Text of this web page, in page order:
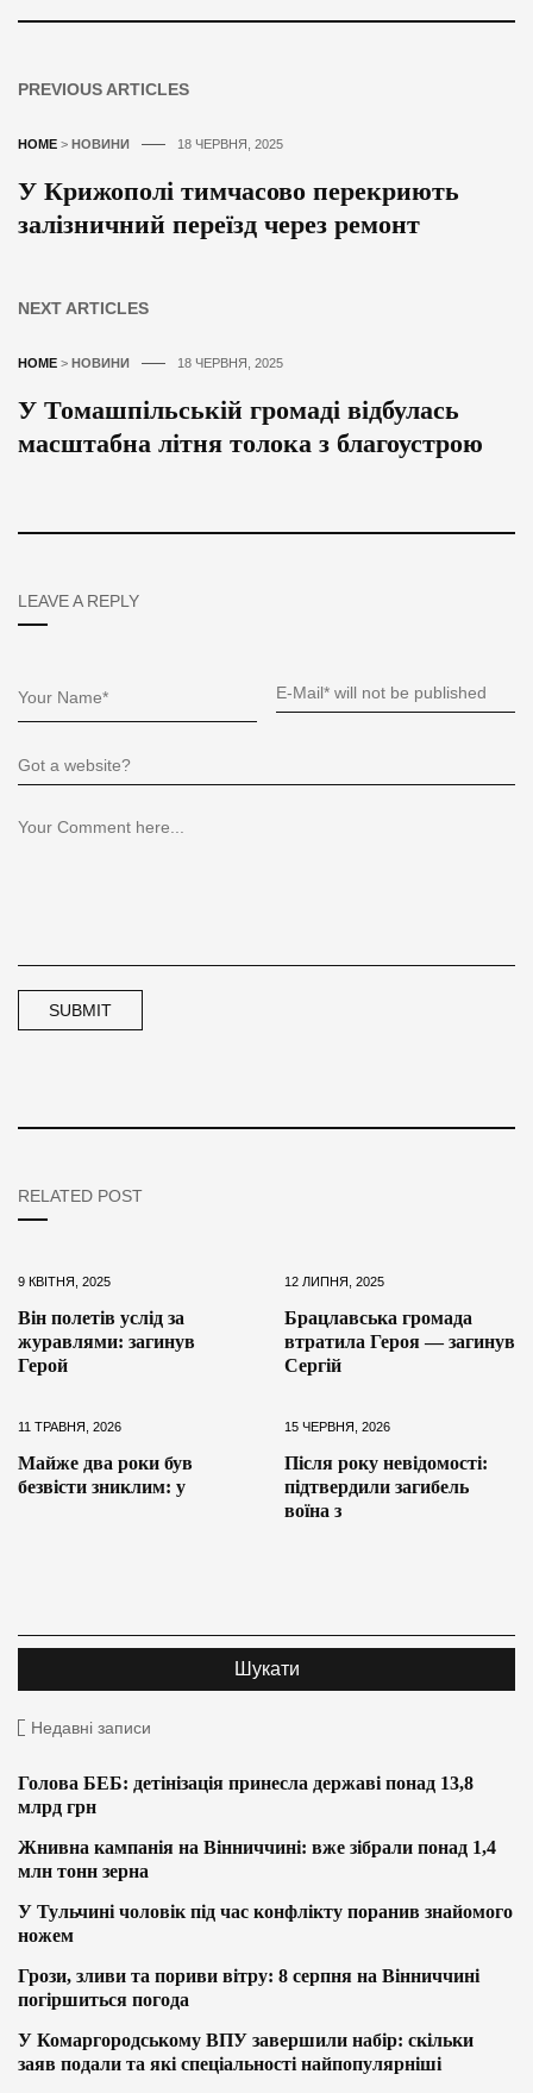
PREVIOUS ARTICLES
HOME > НОВИНИ 18 ЧЕРВНЯ, 2025
У Крижополі тимчасово перекриють
залізничний переїзд через ремонт
NEXT ARTICLES
HOME > НОВИНИ 18 ЧЕРВНЯ, 2025
У Томашпільській громаді відбулась
масштабна літня толока з благоустрою
LEAVE A REPLY
RELATED POST
9 КВІТНЯ, 2025
Він полетів услід за
журавлями: загинув
Герой
12 ЛИПНЯ, 2025
Брацлавська громада
втратила Героя — загинув
Сергій
11 ТРАВНЯ, 2026
Майже два роки був
безвісти зниклим: у
15 ЧЕРВНЯ, 2026
Після року невідомості:
підтвердили загибель
воїна з
Недавні записи
Голова БЕБ: детінізація принесла державі понад 13,8
млрд грн
Жнивна кампанія на Вінниччині: вже зібрали понад 1,4
млн тонн зерна
У Тульчині чоловік під час конфлікту поранив знайомого
ножем
Грози, зливи та пориви вітру: 8 серпня на Вінниччині
погіршиться погода
У Комаргородському ВПУ завершили набір: скільки
заяв подали та які спеціальності найпопулярніші